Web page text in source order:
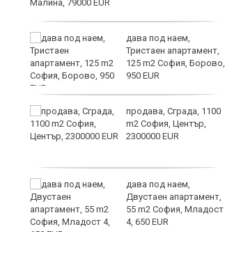
дава под наем,
Тристаен апартамент,
125 m2 София, Борово,
950 EUR
продава, Сграда, 1100
m2 София, Център,
2300000 EUR
дава под наем,
Двустаен апартамент,
55 m2 София, Младост
4, 650 EUR